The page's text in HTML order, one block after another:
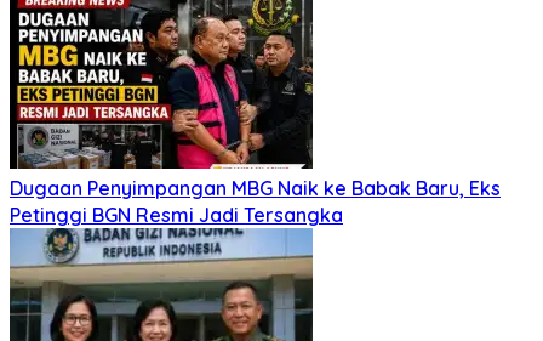
Dugaan Penyimpangan MBG Naik ke Babak Baru, Eks
Petinggi BGN Resmi Jadi Tersangka